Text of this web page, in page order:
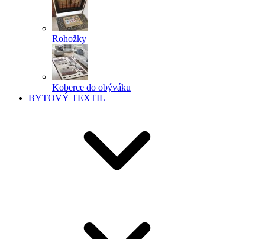
Rohožky
Koberce do obýváku
BYTOVÝ TEXTIL